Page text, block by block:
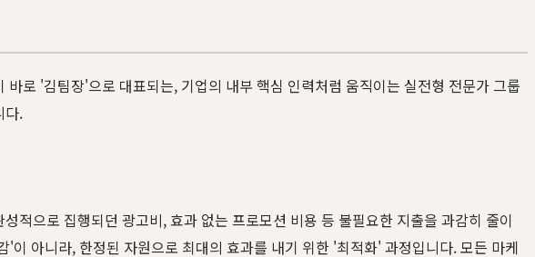
로 '김팀장'으로 대표되는, 기업의 내부 핵심 인력처럼 움직이는 실전형 전문가 그룹
다.
적으로 집행되던 광고비, 효과 없는 프로모션 비용 등 불필요한 지출을 과감히 줄이
아니라, 한정된 자원으로 최대의 효과를 내기 위한 '최적화' 과정입니다. 모든 마케